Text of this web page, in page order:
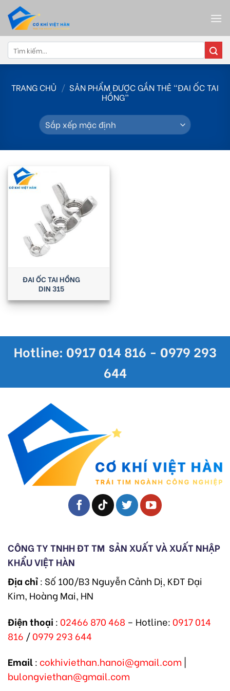
content
Tìm
kiếm:
TRANG CHỦ / SẢN PHẨM ĐƯỢC GẮN THẺ “ĐAI ỐC TAI
HỒNG”
ĐAI ỐC TAI HỒNG
DIN 315
Hotline: 0917 014 816 - 0979 293
644
CÔNG TY TNHH ĐT TM SẢN XUẤT VÀ XUẤT NHẬP
KHẨU VIỆT HÀN
Địa chỉ: Số 100/B3 Nguyễn Cảnh Dị, KĐT Đại
Kim, Hoàng Mai, HN
Điện thoại : 02466 870 468 – Hotline: 0917 014
816 /0979 293 644
Email: cokhiviethan.hanoi@gmail.com
bulongviethan@gmail.com